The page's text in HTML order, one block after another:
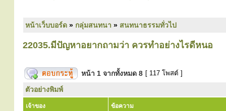
หน้าเว็บบอร์ด » กลุ่มสนทนา » สนทนาธรรมทั่วไป
22035.มีปัญหาอยากถามว่า ควรทำอย่างไรดีหนอ
หน้า 1 จากทั้งหมด 8 [ 117 โพสต์ ]
ตัวอย่างพิมพ์
เจ้าของ ข้อความ